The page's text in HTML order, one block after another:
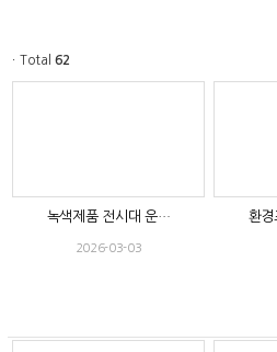
ㆍTotal 62
녹색제품 전시대 운…
2026-03-03
환